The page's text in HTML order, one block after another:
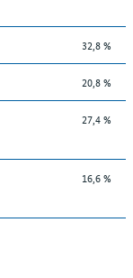
32,8 %
20,8 %
27,4 %
16,6 %